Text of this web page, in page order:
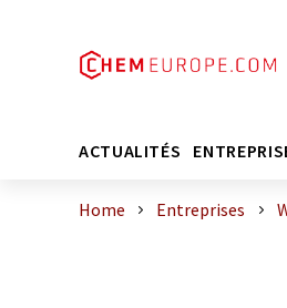
ACTUALITÉS
Home Entreprises